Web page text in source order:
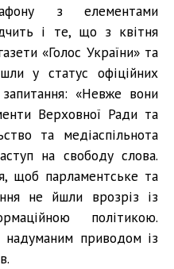
з елементами
і те, що з квітня
«Голос України» та
у статус офіційних
«Невже вони
Верховної Ради та
та медіаспільнота
на свободу слова.
щоб парламентське та
не йшли врозріз із
політикою.
надуманим приводом із